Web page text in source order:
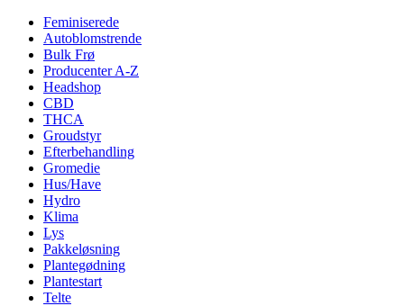
Feminiserede
Autoblomstrende
Bulk Frø
Producenter A-Z
Headshop
CBD
THCA
Groudstyr
Efterbehandling
Gromedie
Hus/Have
Hydro
Klima
Lys
Pakkeløsning
Plantegødning
Plantestart
Telte